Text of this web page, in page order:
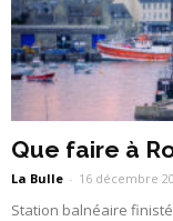
Que faire à
La Bulle - 16 décembre
Station balnéaire